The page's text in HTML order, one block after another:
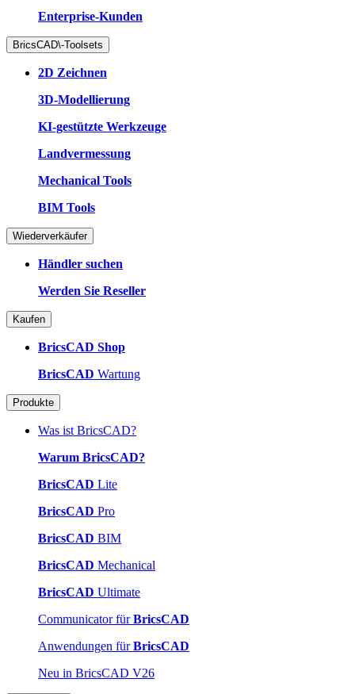
Enterprise-Kunden
BricsCAD\-Toolsets
2D Zeichnen
3D-Modellierung
KI-gestützte Werkzeuge
Landvermessung
Mechanical Tools
BIM Tools
Wiederverkäufer
Händler suchen
Werden Sie Reseller
Kaufen
BricsCAD Shop
BricsCAD Wartung
Produkte
Was ist BricsCAD?
Warum BricsCAD?
BricsCAD Lite
BricsCAD Pro
BricsCAD BIM
BricsCAD Mechanical
BricsCAD Ultimate
Communicator fürBricsCAD
Anwendungen fürBricsCAD
Neu in BricsCAD V26